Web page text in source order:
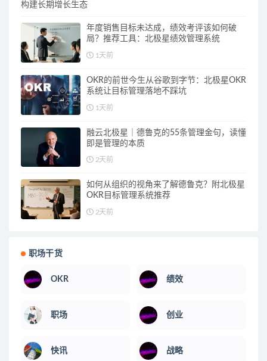
构建长期增长生态
年度销售目标未达成，绩效考评该如何破
局？推荐工具：北极星绩效管理系统
1天前
OKR的前世今生从谷歌到字节：北极星OKR
系统让目标管理落地不踩坑
1天前
融云北极星｜德鲁克的55条管理金句，读懂
即是管理的本质
2天前
如何从组织的视角来了解德鲁克？附北极星
OKR目标管理系统推荐
2天前
职场干货
OKR 绩效
职场 创业
快讯 战略